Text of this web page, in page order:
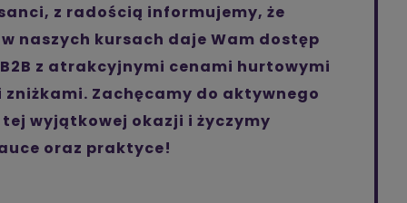
z radością informujemy, że
naszych kursach daje Wam dostęp
z atrakcyjnymi cenami hurtowymi
Zachęcamy do aktywnego
wyjątkowej okazji i życzymy
oraz praktyce!